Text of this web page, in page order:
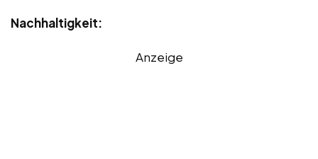
Nachhaltigkeit:
Anzeige